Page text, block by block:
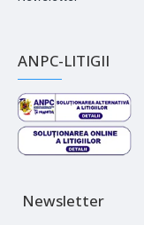
ANPC-LITIGII
Newsletter